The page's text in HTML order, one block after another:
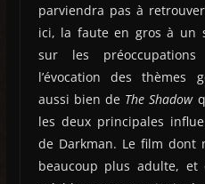
parviendra pas à
ici, la faute en gros à un
sur les
l’évocation des thèmes
aussi bien de The Shadow
les deux principales
de Darkman. Le film dont
beaucoup plus adulte, et